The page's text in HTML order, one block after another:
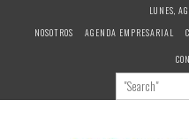
LUNES,
NOSOTROS
AGENDA EMPRESARIAL